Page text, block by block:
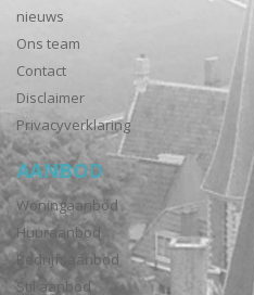
nieuws
Ons team
Contact
Disclaimer
Privacyverklaring
AANBOD
Woningaanbod
Huuraanbod
Bedrijfsaanbod
Stil aanbod